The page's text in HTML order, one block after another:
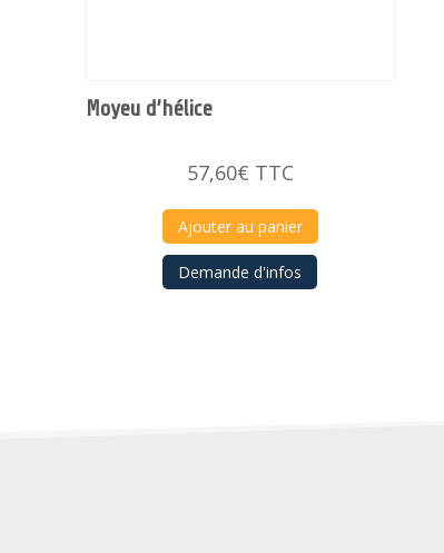
Moyeu d’hélice
57,60€ TTC
Ajouter au panier
Demande d'infos